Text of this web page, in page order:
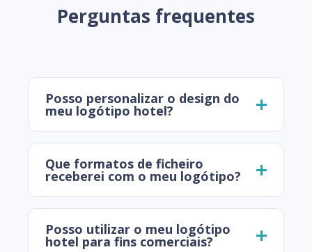
Perguntas frequentes
Posso personalizar o design do
meu logótipo hotel?
Que formatos de ficheiro
receberei com o meu logótipo?
Posso utilizar o meu logótipo
hotel para fins comerciais?